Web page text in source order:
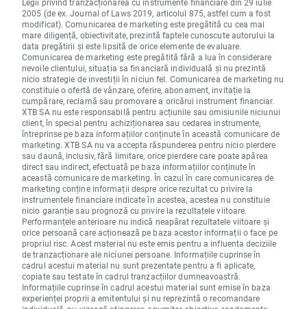
Legii privind tranzacționarea cu instrumente financiare din 29 iulie
2005 (de ex. Journal of Laws 2019, articolul 875, astfel cum a fost
modificat). Comunicarea de marketing este pregătită cu cea mai
mare diligență, obiectivitate, prezintă faptele cunoscute autorului la
data pregătirii și este lipsită de orice elemente de evaluare.
Comunicarea de marketing este pregătită fără a lua în considerare
nevoile clientului, situația sa financiară individuală și nu prezintă
nicio strategie de investiții în niciun fel. Comunicarea de marketing nu
constituie o ofertă de vânzare, oferire, abonament, invitație la
cumpărare, reclamă sau promovare a oricărui instrument financiar.
XTB SA nu este responsabilă pentru acțiunile sau omisiunile niciunui
client, în special pentru achiziționarea sau cedarea instrumente,
întreprinse pe baza informațiilor conținute în această comunicare de
marketing. XTB SA nu va accepta răspunderea pentru nicio pierdere
sau daună, inclusiv, fără limitare, orice pierdere care poate apărea
direct sau indirect, efectuată pe baza informațiilor conținute în
această comunicare de marketing. În cazul în care comunicarea de
marketing conține informații despre orice rezultat cu privire la
instrumentele financiare indicate în acestea, acestea nu constituie
nicio garanție sau prognoză cu privire la rezultatele viitoare.
Performanțele anterioare nu indică neapărat rezultatele viitoare și
orice persoană care acționează pe baza acestor informații o face pe
propriul risc. Acest material nu este emis pentru a influenta deciziile
de tranzacționare ale niciunei persoane. Informațiile cuprinse în
cadrul acestui material nu sunt prezentate pentru a fi aplicate,
copiate sau testate în cadrul tranzacțiilor dumneavoastră.
Informațiile cuprinse în cadrul acestui material sunt emise în baza
experienței proprii a emitentului și nu reprezintă o recomandare